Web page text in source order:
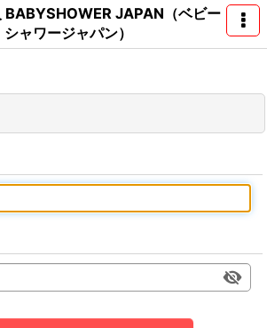
BABYSHOWER JAPAN（ベビー
シャワージャパン）